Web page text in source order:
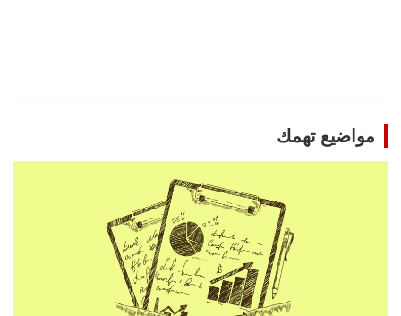
مواضيع تهمك